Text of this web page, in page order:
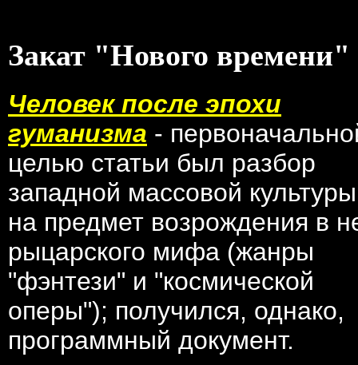
Закат "Нового времени"
Человек после эпохи
гуманизма -
целью статьи был разбор
западной массовой культуры
на предмет возрождения в
рыцарского мифа (жанры
"фэнтези" и "космической
оперы"); получился, однако,
программный документ.